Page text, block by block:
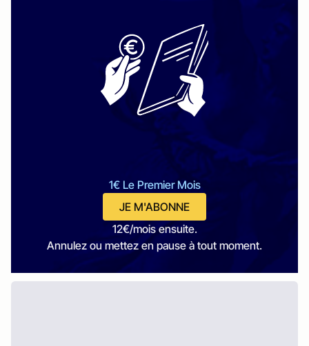
1€ Le Premier Mois
JE M'ABONNE
12€/mois ensuite.
Annulez ou mettez en pause à tout moment.